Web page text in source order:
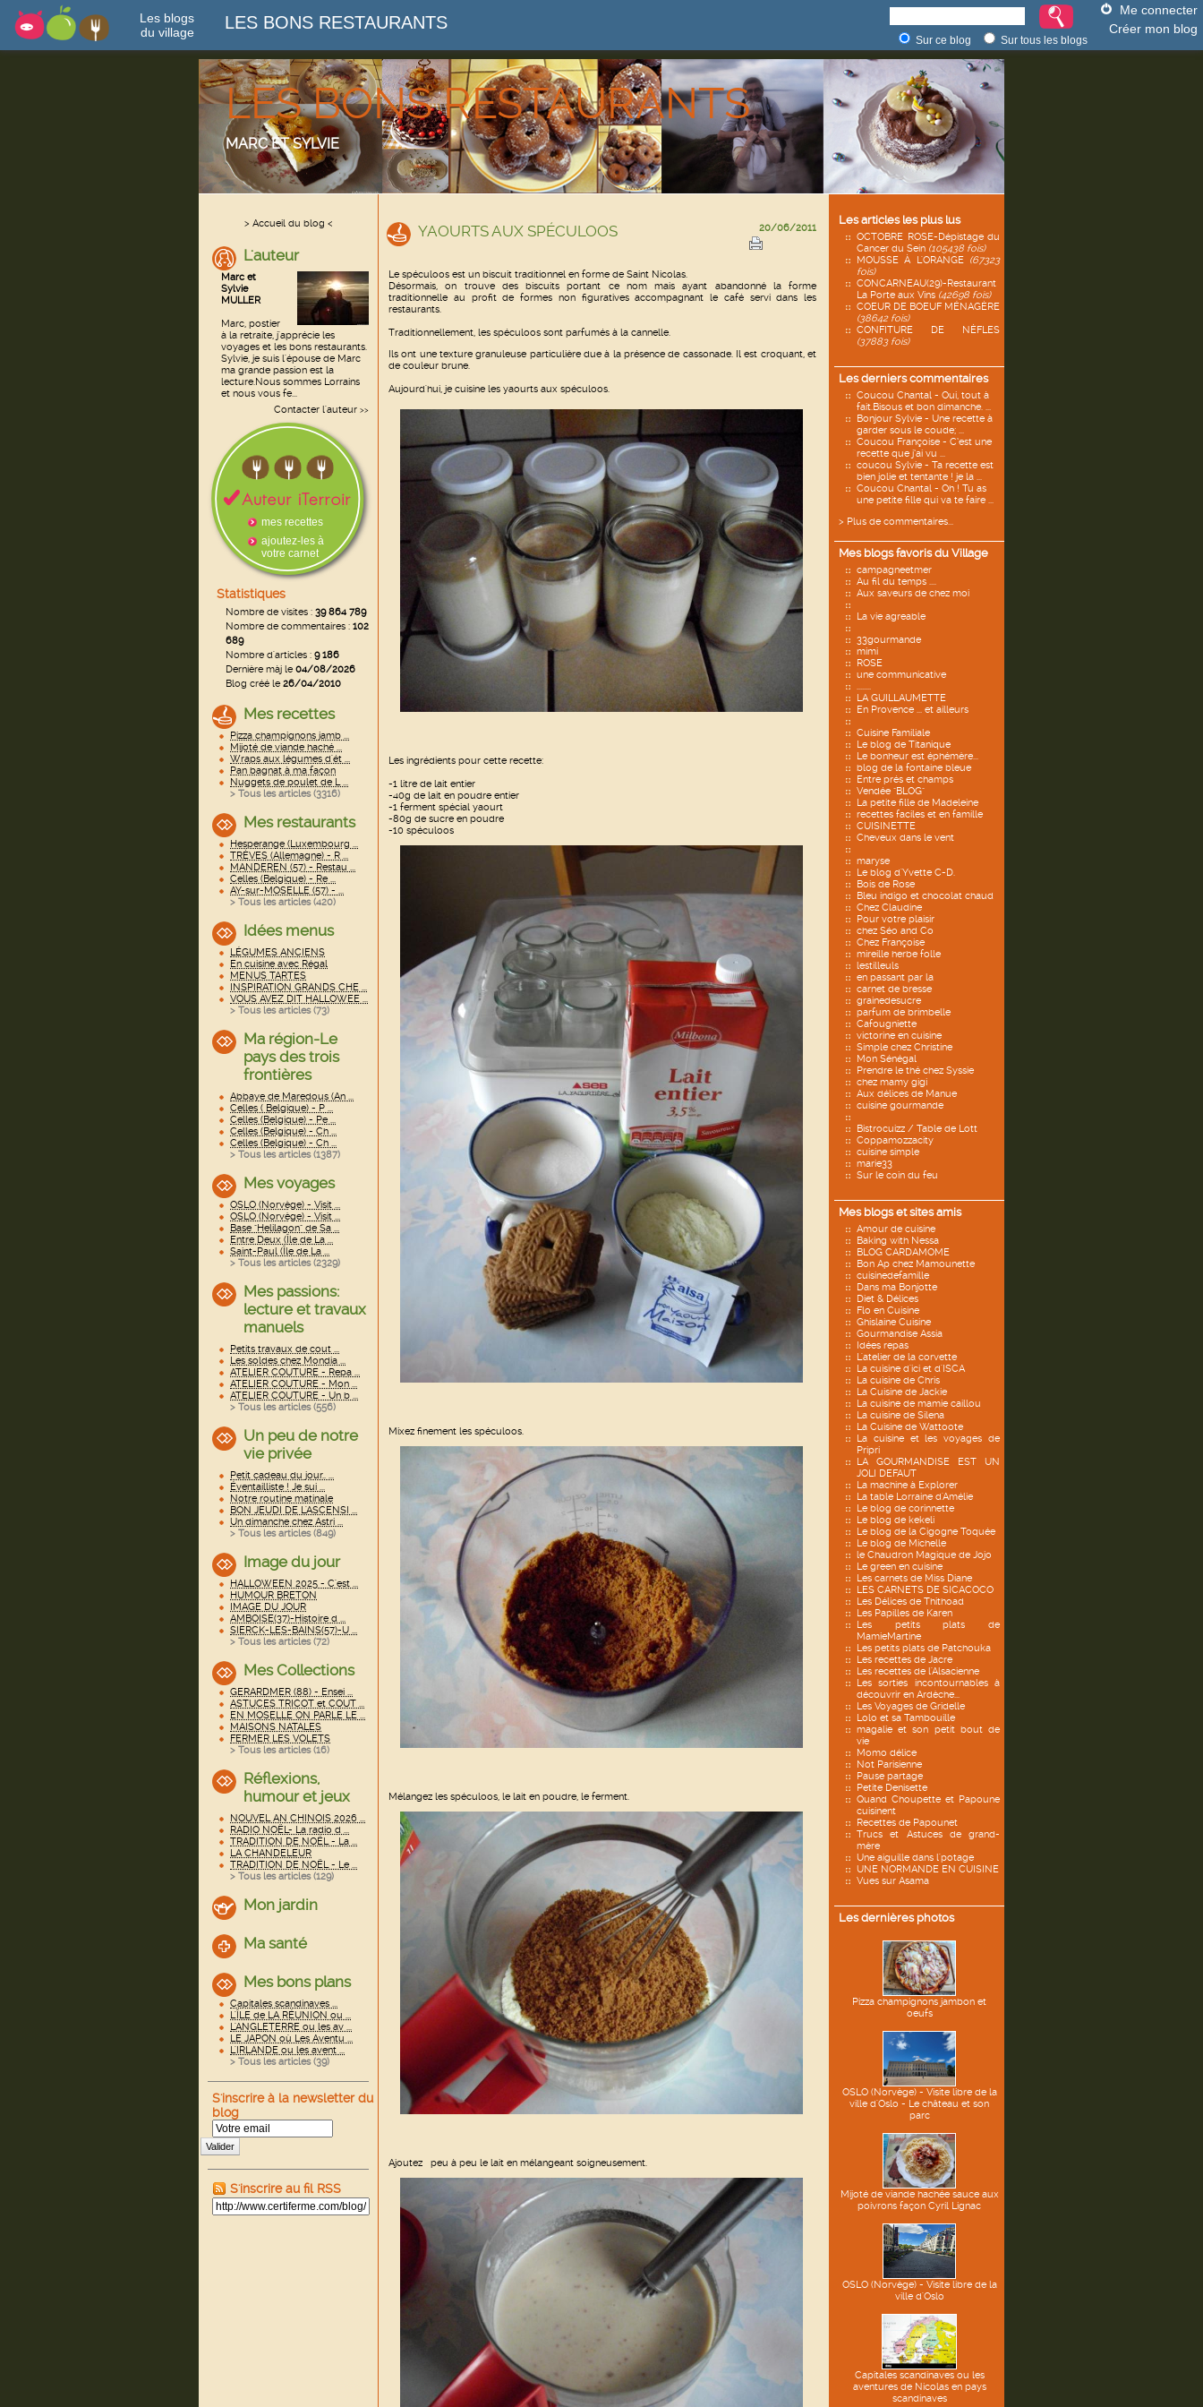
Les blogs
du village
LES BONS RESTAURANTS
Me connecter
Créer mon blog
Sur ce blog Sur tous les blogs
LES BONS RESTAURANTS
MARC ET SYLVIE
Les articles les plus lus
OCTOBRE ROSE-Dépistage du
Cancer du Sein (105438 fois)
MOUSSE À L'ORANGE (67323
fois)
CONCARNEAU(29)-Restaurant
La Porte aux Vins (42698 fois)
COEUR DE BOEUF MÉNAGÈRE
(38642 fois)
CONFITURE DE NÈFLES
(37883 fois)
Les derniers commentaires
Coucou Chantal - Oui, tout à
fait.Bisous et bon dimanche. ...
Bonjour Sylvie - Une recette à
garder sous le coude; ...
Coucou Françoise - C’est une
recette que j’ai vu ...
coucou Sylvie - Ta recette est
bien jolie et tentante ! je la ...
Coucou Chantal - Oh ! Tu as
une petite fille qui va te faire ...
> Plus de commentaires...
Mes blogs favoris du Village
campagneetmer
Au fil du temps ....
Aux saveurs de chez moi
La vie agreable
33gourmande
mimi
ROSE
une communicative
........
LA GUILLAUMETTE
En Provence ... et ailleurs
Cuisine Familiale
Le blog de Titanique
Le bonheur est éphémère...
blog de la fontaine bleue
Entre prés et champs
Vendée "BLOG"
La petite fille de Madeleine
recettes faciles et en famille
CUISINETTE
Cheveux dans le vent
maryse
Le blog d'Yvette C-D.
Bois de Rose
Bleu indigo et chocolat chaud
Chez Claudine
Pour votre plaisir
chez Séo and Co
Chez Françoise
mireille herbe folle
lestilleuls
en passant par la
carnet de bresse
grainedesucre
parfum de brimbelle
Cafougniette
victorine en cuisine
Simple chez Christine
Mon Sénégal
Prendre le thé chez Syssie
chez mamy gigi
Aux délices de Manue
cuisine gourmande
Bistrocuizz / Table de Lott
Coppamozzacity
cuisine simple
marie33
Sur le coin du feu
Mes blogs et sites amis
Amour de cuisine
Baking with Nessa
BLOG CARDAMOME
Bon Ap chez Mamounette
cuisinedefamille
Dans ma Bonjotte
Diet & Délices
Flo en Cuisine
Ghislaine Cuisine
Gourmandise Assia
Idées repas
L'atelier de la corvette
La cuisine d'ici et d'ISCA
La cuisine de Chris
La Cuisine de Jackie
La cuisine de mamie caillou
La cuisine de Silena
La Cuisine de Wattoote
La cuisine et les voyages de
Pripri
LA GOURMANDISE EST UN
JOLI DEFAUT
La machine à Explorer
La table Lorraine d'Amélie
Le blog de corinnette
Le blog de kekeli
Le blog de la Cigogne Toquée
Le blog de Michelle
le Chaudron Magique de Jojo
Le green en cuisine
Les carnets de Miss Diane
LES CARNETS DE SICACOCO
Les Délices de Thithoad
Les Papilles de Karen
Les petits plats de
MamieMartine
Les petits plats de Patchouka
Les recettes de Jacre
Les recettes de l'Alsacienne
Les sorties incontournables à
découvrir en Ardèche...
Les Voyages de Gridelle
Lolo et sa Tambouille
magalie et son petit bout de
vie
Momo délice
Not Parisienne
Pause partage
Petite Denisette
Quand Choupette et Papoune
cuisinent
Recettes de Papounet
Trucs et Astuces de grand-
mère
Une aiguille dans l'potage
UNE NORMANDE EN CUISINE
Vues sur Asama
Les dernières photos
Pizza champignons jambon et
oeufs
OSLO (Norvège) - Visite libre de la
ville d'Oslo - Le château et son
parc
Mijoté de viande hachée sauce aux
poivrons façon Cyril Lignac
OSLO (Norvège) - Visite libre de la
ville d'Oslo
Capitales scandinaves ou les
aventures de Nicolas en pays
scandinaves
> Accueil du blog <
L'auteur
Marc et
Sylvie
MULLER
Marc, postier
à la retraite, j'apprécie les
voyages et les bons restaurants.
Sylvie, je suis l'épouse de Marc
ma grande passion est la
lecture.Nous sommes Lorrains
et nous vous fe...
Contacter l'auteur >>
mes recettes
ajoutez-les à
votre carnet
Statistiques
Nombre de visites : 39 864 789
Nombre de commentaires : 102
689
Nombre d'articles : 9 186
Dernière màj le04/08/2026
Blog créé le26/04/2010
Mes recettes
Pizza champignons jamb ...
Mijoté de viande haché ...
Wraps aux légumes d'ét ...
Pan bagnat à ma façon
Nuggets de poulet de L ...
> Tous les articles (3316)
Mes restaurants
Hesperange (Luxembourg ...
TRÈVES (Allemagne) - R ...
MANDEREN (57) - Restau ...
Celles (Belgique) - Re ...
AY-sur-MOSELLE (57) - ...
> Tous les articles (420)
Idées menus
LÉGUMES ANCIENS
En cuisine avec Régal
MENUS TARTES
INSPIRATION GRANDS CHE ...
VOUS AVEZ DIT HALLOWEE ...
> Tous les articles (73)
Ma région-Le
pays des trois
frontières
Abbaye de Maredous (An ...
Celles ( Belgique) - P ...
Celles (Belgique) - Pe ...
Celles (Belgique) - Ch ...
Celles (Belgique) - Ch ...
> Tous les articles (1387)
Mes voyages
OSLO (Norvège) - Visit ...
OSLO (Norvège) - Visit ...
Base "Helilagon" de Sa ...
Entre Deux (Île de La ...
Saint-Paul (Île de La ...
> Tous les articles (2329)
Mes passions:
lecture et travaux
manuels
Petits travaux de cout ...
Les soldes chez Mondia ...
ATELIER COUTURE - Repa ...
ATELIER COUTURE - Mon ...
ATELIER COUTURE - Un b ...
> Tous les articles (556)
Un peu de notre
vie privée
Petit cadeau du jour.. ...
Éventailliste ! Je sui ...
Notre routine matinale
BON JEUDI DE L'ASCENSI ...
Un dimanche chez Astri ...
> Tous les articles (849)
Image du jour
HALLOWEEN 2025 - C'est ...
HUMOUR BRETON
IMAGE DU JOUR
AMBOISE(37)-Histoire d ...
SIERCK-LES-BAINS(57)-U ...
> Tous les articles (72)
Mes Collections
GERARDMER (88) - Ensei ...
ASTUCES TRICOT et COUT ...
EN MOSELLE ON PARLE LE ...
MAISONS NATALES
FERMER LES VOLETS
> Tous les articles (16)
Réflexions,
humour et jeux
NOUVEL AN CHINOIS 2026 ...
RADIO NOËL- La radio d ...
TRADITION DE NOËL - La ...
LA CHANDELEUR
TRADITION DE NOËL - Le ...
> Tous les articles (129)
Mon jardin
Ma santé
Mes bons plans
Capitales scandinaves ...
L'ÎLE de LA RÉUNION ou ...
L'ANGLETERRE ou les av ...
LE JAPON où Les Aventu ...
L'IRLANDE ou les avent ...
> Tous les articles (39)
S'inscrire à la newsletter du
blog
Valider
S'inscrire au fil RSS
YAOURTS AUX SPÉCULOOS 20/06/2011
Le spéculoos est un biscuit traditionnel en forme de Saint Nicolas.
Désormais, on trouve des biscuits portant ce nom mais ayant abandonné la forme
traditionnelle au profit de formes non figuratives accompagnant le café servi dans les
restaurants.
Traditionnellement, les spéculoos sont parfumés à la cannelle.
Ils ont une texture granuleuse particulière due à la présence de cassonade. Il est croquant, et
de couleur brune.
Aujourd'hui, je cuisine les yaourts aux spéculoos.
Les ingrédients pour cette recette:
-1 litre de lait entier
-40g de lait en poudre entier
-1 ferment spécial yaourt
-80g de sucre en poudre
-10 spéculoos
Mixez finement les spéculoos.
Mélangez les spéculoos, le lait en poudre, le ferment.
Ajoutez peu à peu le lait en mélangeant soigneusement.